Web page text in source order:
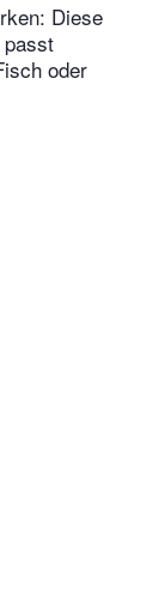
Diese
oder